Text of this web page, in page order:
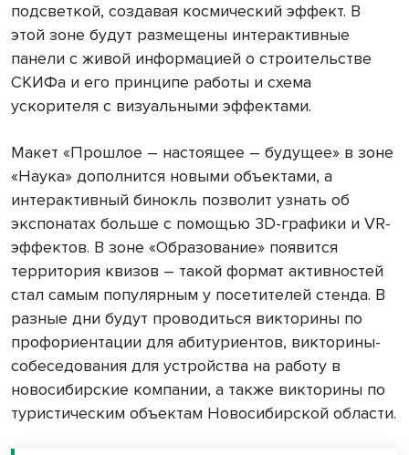
подсветкой, создавая космический эффект. В
этой зоне будут размещены интерактивные
панели с живой информацией о строительстве
СКИФа и его принципе работы и схема
ускорителя с визуальными эффектами.
Макет «Прошлое – настоящее – будущее» в зоне
«Наука» дополнится новыми объектами, а
интерактивный бинокль позволит узнать об
экспонатах больше с помощью 3D-графики и VR-
эффектов. В зоне «Образование» появится
территория квизов – такой формат активностей
стал самым популярным у посетителей стенда. В
разные дни будут проводиться викторины по
профориентации для абитуриентов, викторины-
собеседования для устройства на работу в
новосибирские компании, а также викторины по
туристическим объектам Новосибирской области.